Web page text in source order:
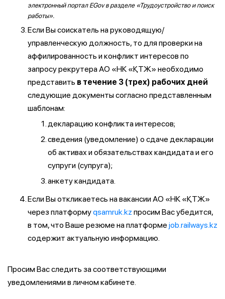
электронный портал EGov в разделе «Трудоустройство и поиск
работы».
Если Вы соискатель на руководящую/
управленческую должность, то для проверки на
аффилированность и конфликт интересов по
запросу рекрутера АО «НК «ҚТЖ» необходимо
представить в течение 3 (трех) рабочих дней
следующие документы согласно представленным
шаблонам:
декларацию конфликта интересов;
сведения (уведомление) о сдаче декларации
об активах и обязательствах кандидата и его
супруги (супруга);
анкету кандидата.
Если Вы откликаетесь на вакансии АО «НК «ҚТЖ»
через платформуqsamruk.kz просим Вас убедится,
в том, что Ваше резюме на платформе job.railways.kz
содержит актуальную информацию.
Просим Вас следить за соответствующими
уведомлениями в личном кабинете.